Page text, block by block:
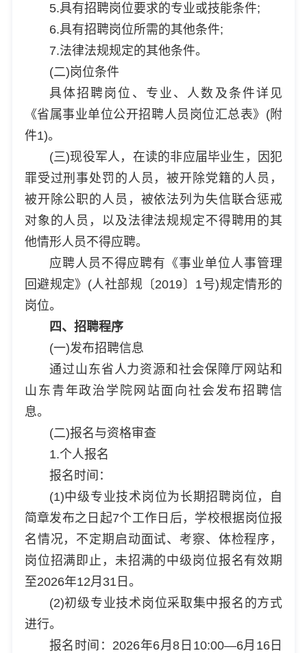
5.具有招聘岗位要求的专业或技能条件;
6.具有招聘岗位所需的其他条件;
7.法律法规规定的其他条件。
(二)岗位条件
具体招聘岗位、专业、人数及条件详见
《省属事业单位公开招聘人员岗位汇总表》(附
件1)。
(三)现役军人，在读的非应届毕业生，因犯
罪受过刑事处罚的人员，被开除党籍的人员，
被开除公职的人员，被依法列为失信联合惩戒
对象的人员，以及法律法规规定不得聘用的其
他情形人员不得应聘。
应聘人员不得应聘有《事业单位人事管理
回避规定》(人社部规〔2019〕1号)规定情形的
岗位。
四、招聘程序
(一)发布招聘信息
通过山东省人力资源和社会保障厅网站和
山东青年政治学院网站面向社会发布招聘信
息。
(二)报名与资格审查
1.个人报名
报名时间：
(1)中级专业技术岗位为长期招聘岗位，自
简章发布之日起7个工作日后，学校根据岗位报
名情况，不定期启动面试、考察、体检程序，
岗位招满即止，未招满的中级岗位报名有效期
至2026年12月31日。
(2)初级专业技术岗位采取集中报名的方式
进行。
报名时间：2026年6月8日10:00—6月16日